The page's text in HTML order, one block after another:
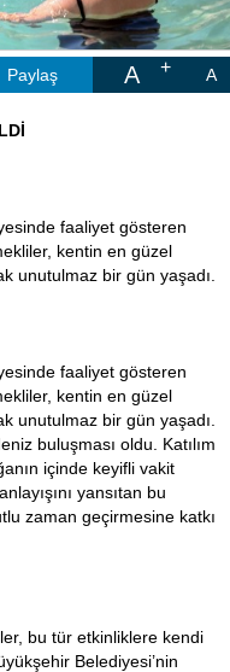
Paylaş A A
faaliyet gösteren
kentin en güzel
unutulmaz bir gün yaşadı.
faaliyet gösteren
kentin en güzel
unutulmaz bir gün yaşadı.
buluşması oldu. Katılım
içinde keyifli vakit
yansıtan bu
zaman geçirmesine katkı
bu tür etkinliklere kendi
Belediyesi’nin